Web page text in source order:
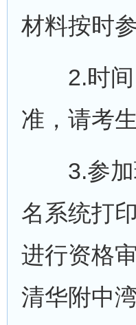
材料按时
2.时间
准，请考
3.参加
名系统打
进行资格
清华附中